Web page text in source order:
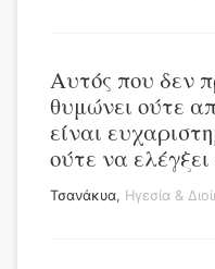
Αυτός που δεν
θυμώνει ούτε
είναι
ούτε να
Τσανάκυα, Ηγεσία &